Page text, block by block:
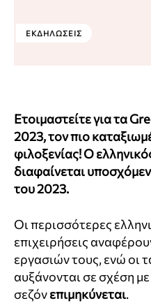
ΕΚΔΗΛΏΣΕΙΣ
Eτοιμαστείτε για τα
2023,τον πιο
φιλοξενίας!Ο
διαφαίνεται
του 2023.
Οι περισσότερες
επιχειρήσεις
εργασιών τους, ενώ οι
αυξάνονται σε σχέση
σεζόνεπιμηκύνεται.